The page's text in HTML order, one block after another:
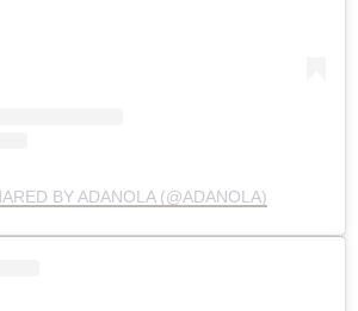
BY ADANOLA (@ADANOLA)